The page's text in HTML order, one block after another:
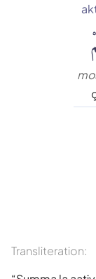
Yaşar Nuri
Transliteration: